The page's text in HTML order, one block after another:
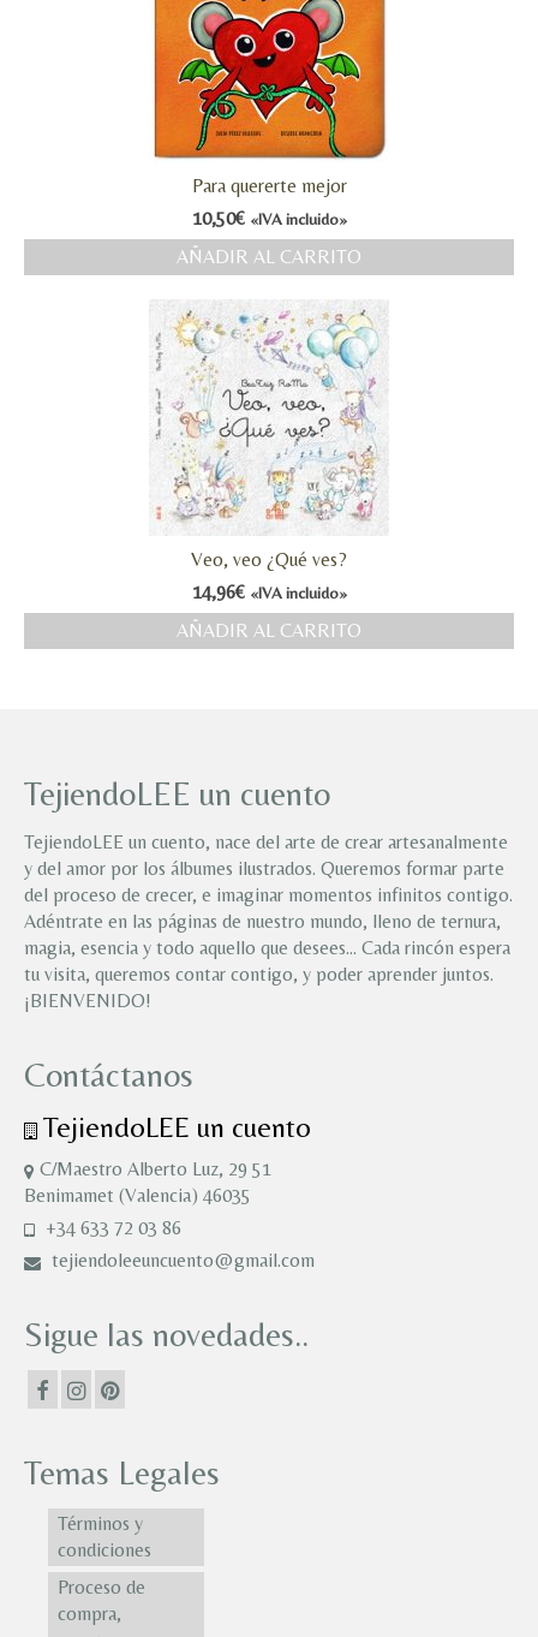
Para quererte mejor
10,50€ «IVA incluido»
AÑADIR AL CARRITO
Veo, veo ¿Qué ves?
14,96€ «IVA incluido»
AÑADIR AL CARRITO
TejiendoLEE un cuento
TejiendoLEE un cuento, nace del arte de crear artesanalmente
y del amor por los álbumes ilustrados. Queremos formar parte
del proceso de crecer, e imaginar momentos infinitos contigo.
Adéntrate en las páginas de nuestro mundo, lleno de ternura,
magia, esencia y todo aquello que desees… Cada rincón espera
tu visita, queremos contar contigo, y poder aprender juntos.
¡BIENVENIDO!
Contáctanos
TejiendoLEE un cuento
C/Maestro Alberto Luz, 29 51
Benimamet (Valencia) 46035
+34 633 72 03 86
tejiendoleeuncuento@gmail.com
Sigue las novedades..
Temas Legales
Términos y
condiciones
Proceso de
compra,